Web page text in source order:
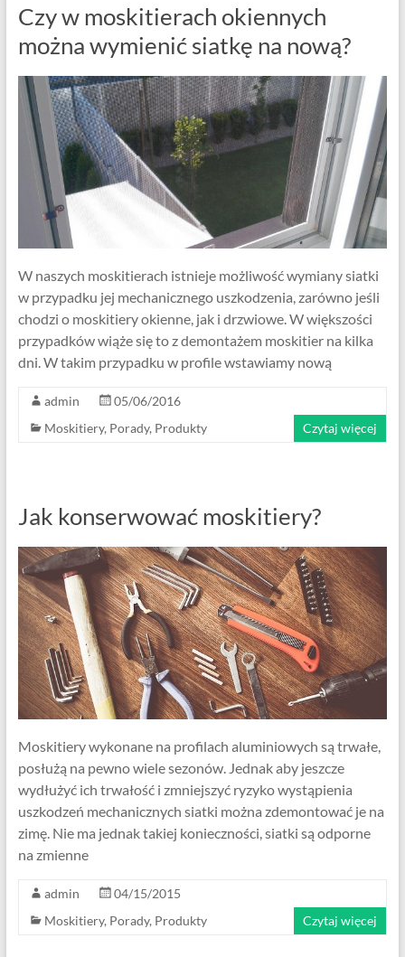
Czy w moskitierach okiennych
można wymienić siatkę na nową?
W naszych moskitierach istnieje możliwość wymiany siatki
w przypadku jej mechanicznego uszkodzenia, zarówno jeśli
chodzi o moskitiery okienne, jak i drzwiowe. W większości
przypadków wiąże się to z demontażem moskitier na kilka
dni. W takim przypadku w profile wstawiamy nową
admin
05/06/2016
Moskitiery, Porady, Produkty Czytaj więcej
Jak konserwować moskitiery?
Moskitiery wykonane na profilach aluminiowych są trwałe,
posłużą na pewno wiele sezonów. Jednak aby jeszcze
wydłużyć ich trwałość i zmniejszyć ryzyko wystąpienia
uszkodzeń mechanicznych siatki można zdemontować je na
zimę. Nie ma jednak takiej konieczności, siatki są odporne
na zmienne
admin
04/15/2015
Moskitiery, Porady, Produkty Czytaj więcej